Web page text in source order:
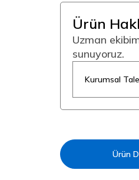
Ürün
Uzman
sunuyoruz.
Kurumsal
Ürün